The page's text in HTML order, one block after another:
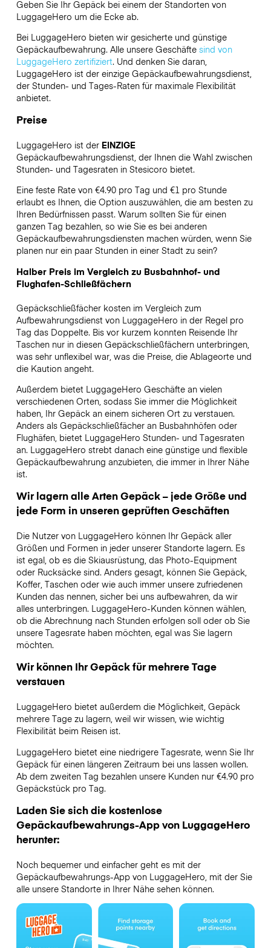
Geben Sie Ihr Gepäck bei einem der Standorten von
LuggageHero um die Ecke ab.
Bei LuggageHero bieten wir gesicherte und günstige
Gepäckaufbewahrung. Alle unsere Geschäfte sind von
LuggageHero zertifiziert. Und denken Sie daran,
LuggageHero ist der einzige Gepäckaufbewahrungsdienst,
der Stunden- und Tages-Raten für maximale Flexibilität
anbietet.
Preise
LuggageHero ist der EINZIGE
Gepäckaufbewahrungsdienst, der Ihnen die Wahl zwischen
Stunden- und Tagesraten in Stesicoro bietet.
Eine feste Rate von €4.90 pro Tag und €1 pro Stunde
erlaubt es Ihnen, die Option auszuwählen, die am besten zu
Ihren Bedürfnissen passt. Warum sollten Sie für einen
ganzen Tag bezahlen, so wie Sie es bei anderen
Gepäckaufbewahrungsdiensten machen würden, wenn Sie
planen nur ein paar Stunden in einer Stadt zu sein?
Halber Preis im Vergleich zu Busbahnhof- und
Flughafen-Schließfächern
Gepäckschließfächer kosten im Vergleich zum
Aufbewahrungsdienst von LuggageHero in der Regel pro
Tag das Doppelte. Bis vor kurzem konnten Reisende Ihr
Taschen nur in diesen Gepäckschließfächern unterbringen,
was sehr unflexibel war, was die Preise, die Ablageorte und
die Kaution angeht.
Außerdem bietet LuggageHero Geschäfte an vielen
verschiedenen Orten, sodass Sie immer die Möglichkeit
haben, Ihr Gepäck an einem sicheren Ort zu verstauen.
Anders als Gepäckschließfächer an Busbahnhöfen oder
Flughäfen, bietet LuggageHero Stunden- und Tagesraten
an. LuggageHero strebt danach eine günstige und flexible
Gepäckaufbewahrung anzubieten, die immer in Ihrer Nähe
ist.
Wir lagern alle Arten Gepäck – jede Größe und
jede Form in unseren geprüften Geschäften
Die Nutzer von LuggageHero können Ihr Gepäck aller
Größen und Formen in jeder unserer Standorte lagern. Es
ist egal, ob es die Skiausrüstung, das Photo-Equipment
oder Rucksäcke sind. Anders gesagt, können Sie Gepäck,
Koffer, Taschen oder wie auch immer unsere zufriedenen
Kunden das nennen, sicher bei uns aufbewahren, da wir
alles unterbringen. LuggageHero-Kunden können wählen,
ob die Abrechnung nach Stunden erfolgen soll oder ob Sie
unsere Tagesrate haben möchten, egal was Sie lagern
möchten.
Wir können Ihr Gepäck für mehrere Tage
verstauen
LuggageHero bietet außerdem die Möglichkeit, Gepäck
mehrere Tage zu lagern, weil wir wissen, wie wichtig
Flexibilität beim Reisen ist.
LuggageHero bietet eine niedrigere Tagesrate, wenn Sie Ihr
Gepäck für einen längeren Zeitraum bei uns lassen wollen.
Ab dem zweiten Tag bezahlen unsere Kunden nur €4.90 pro
Gepäckstück pro Tag.
Laden Sie sich die kostenlose
Gepäckaufbewahrungs-App von LuggageHero
herunter:
Noch bequemer und einfacher geht es mit der
Gepäckaufbewahrungs-App von LuggageHero, mit der Sie
alle unsere Standorte in Ihrer Nähe sehen können.